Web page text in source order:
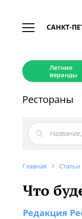
САНКТ-
Летние
веранды
Рестораны
Главная Статьи
Что
Редакция